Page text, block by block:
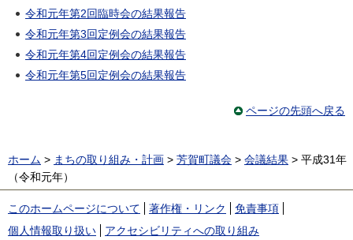
令和元年第2回臨時会の結果報告
令和元年第3回定例会の結果報告
令和元年第4回定例会の結果報告
令和元年第5回定例会の結果報告
ページの先頭へ戻る
ホーム > まちの取り組み・計画 > 芳賀町議会 > 会議結果 > 平成31年
（令和元年）
このホームページについて 著作権・リンク
免責事項
個人情報取り扱い
アクセシビリティへの取り組み